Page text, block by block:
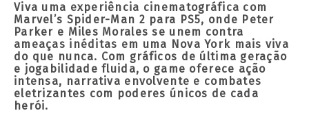
Viva uma experiência cinematográfica com
Marvel’s Spider-Man 2 para PS5, onde Peter
Parker e Miles Morales se unem contra
ameaças inéditas em uma Nova York mais viva
do que nunca. Com gráficos de última geração
e jogabilidade fluida, o game oferece ação
intensa, narrativa envolvente e combates
eletrizantes com poderes únicos de cada
herói.